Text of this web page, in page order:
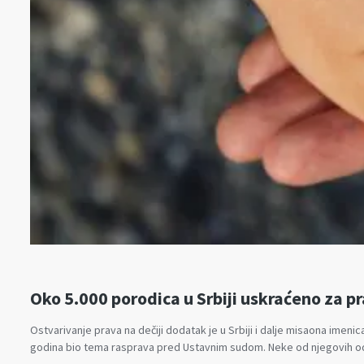
Oko 5.000 porodica u Srbiji uskraćeno za
Ostvarivanje prava na dečiji dodatak je u Srbiji i dalje misaona
godina bio tema rasprava pred Ustavnim sudom. Neke od njegovih